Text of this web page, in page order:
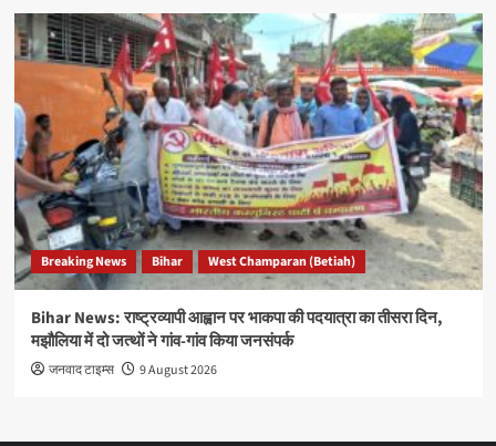
Breaking News Bihar West Champaran (Betiah)
Bihar News: राष्ट्रव्यापी आह्वान पर भाकपा की पदयात्रा का तीसरा दिन,
मझौलिया में दो जत्थों ने गांव-गांव किया जनसंपर्क
जनवाद टाइम्स 9 August 2026